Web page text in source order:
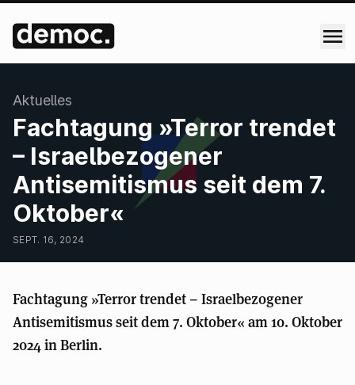
Aktuelles
Fachtagung »Terror trendet
– Israelbezogener
Antisemitismus seit dem 7.
Oktober«
SEPT. 16, 2024
Fachtagung »Terror trendet – Israelbezogener
Antisemitismus seit dem 7. Oktober« am 10. Oktober
2024 in Berlin.